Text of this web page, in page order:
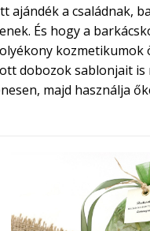
ajándék a családnak,
És hogy a
kozmetikumok
dobozok sablonjait is
majd használja